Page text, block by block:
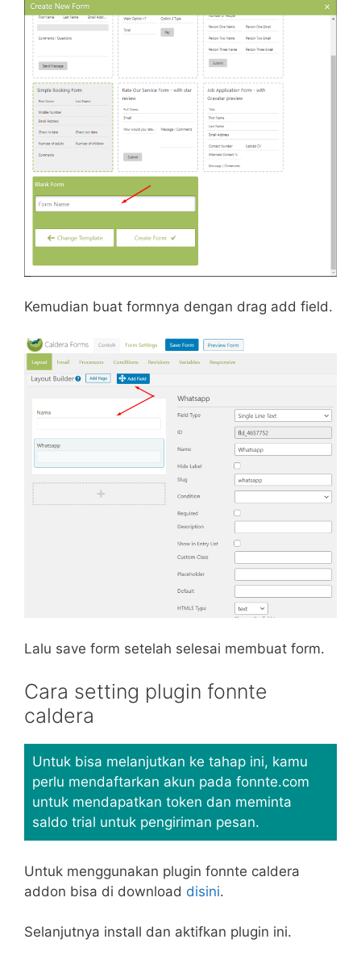
Kemudian buat formnya dengan drag add field.
Lalu save form setelah selesai membuat form.
Cara setting plugin fonnte
caldera
Untuk bisa melanjutkan ke tahap ini, kamu
perlu mendaftarkan akun pada fonnte.com
untuk mendapatkan token dan meminta
saldo trial untuk pengiriman pesan.
Untuk menggunakan plugin fonnte caldera
addon bisa di download disini.
Selanjutnya install dan aktifkan plugin ini.